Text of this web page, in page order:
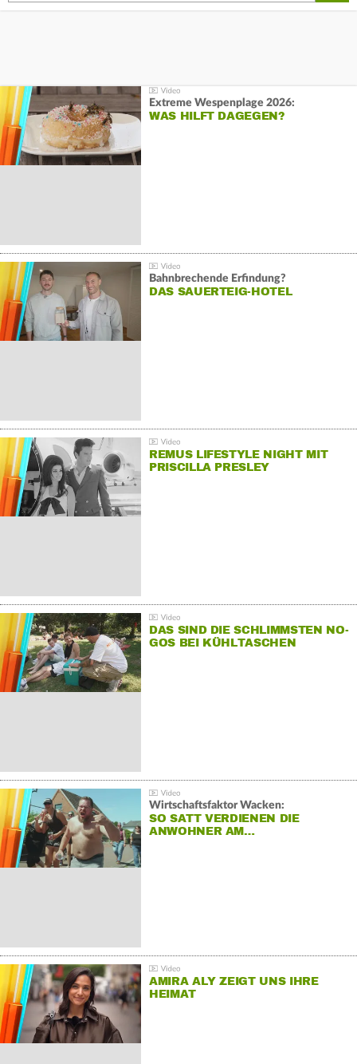
Extreme Wespenplage 2026:
WAS HILFT DAGEGEN?
Bahnbrechende Erfindung?
DAS SAUERTEIG-HOTEL
REMUS LIFESTYLE NIGHT MIT
PRISCILLA PRESLEY
DAS SIND DIE SCHLIMMSTEN NO-
GOS BEI KÜHLTASCHEN
Wirtschaftsfaktor Wacken:
SO SATT VERDIENEN DIE
ANWOHNER AM…
AMIRA ALY ZEIGT UNS IHRE
HEIMAT